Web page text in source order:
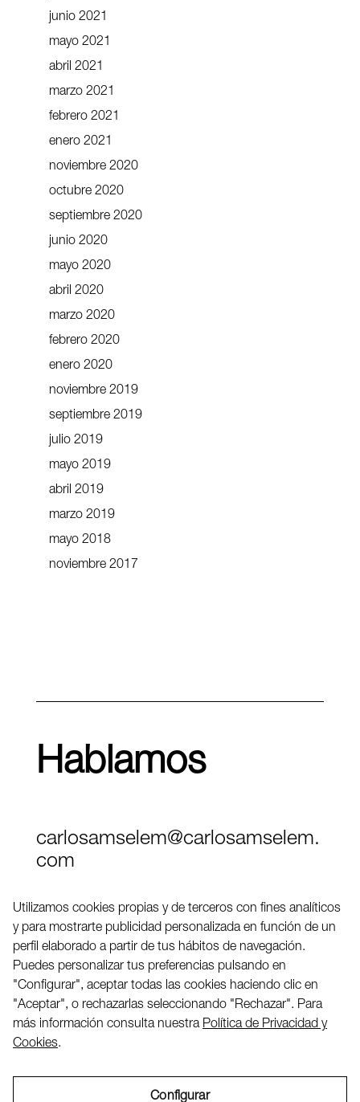
junio 2021
mayo 2021
abril 2021
marzo 2021
febrero 2021
enero 2021
noviembre 2020
octubre 2020
septiembre 2020
junio 2020
mayo 2020
abril 2020
marzo 2020
febrero 2020
enero 2020
noviembre 2019
septiembre 2019
julio 2019
mayo 2019
abril 2019
marzo 2019
mayo 2018
noviembre 2017
Hablamos
carlosamselem@carlosamselem.
com
Twitter
LinkedIN
2026 ©
Utilizamos cookies propias y de terceros con fines analíticos
y para mostrarte publicidad personalizada en función de un
perfil elaborado a partir de tus hábitos de navegación.
Puedes personalizar tus preferencias pulsando en
"Configurar", aceptar todas las cookies haciendo clic en
"Aceptar", o rechazarlas seleccionando "Rechazar". Para
más información consulta nuestra Política de Privacidad y
Cookies.
Configurar